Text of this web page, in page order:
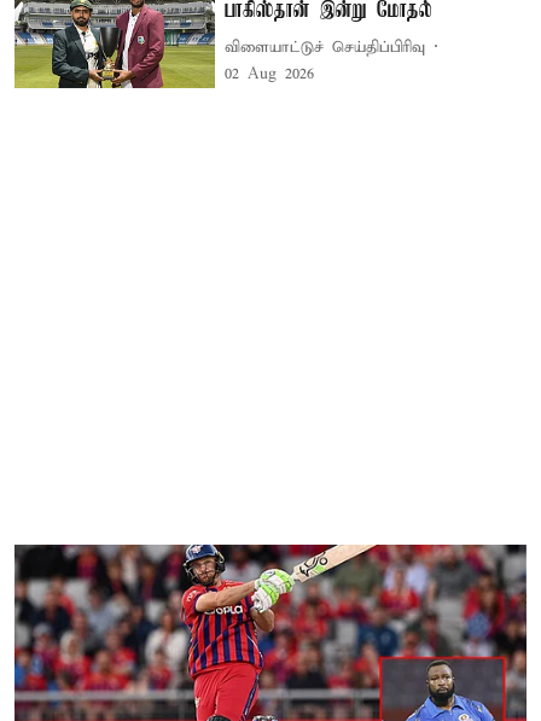
பாகிஸ்தான் இன்று மோதல்
விளையாட்டுச் செய்திப்பிரிவு
02 Aug 2026